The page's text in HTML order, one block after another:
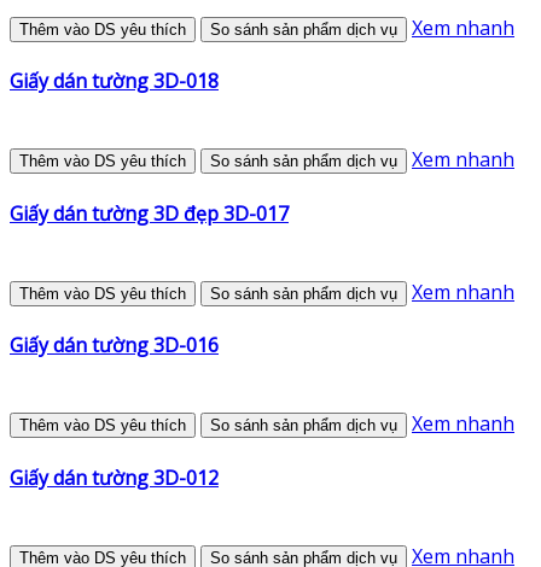
Thêm vào DS yêu thích So sánh sản phẩm dịch vụ Xem nhanh
Giấy dán tường 3D-018
Thêm vào DS yêu thích So sánh sản phẩm dịch vụ Xem nhanh
Giấy dán tường 3D đẹp 3D-017
Thêm vào DS yêu thích So sánh sản phẩm dịch vụ Xem nhanh
Giấy dán tường 3D-016
Thêm vào DS yêu thích So sánh sản phẩm dịch vụ Xem nhanh
Giấy dán tường 3D-012
Thêm vào DS yêu thích So sánh sản phẩm dịch vụ Xem nhanh